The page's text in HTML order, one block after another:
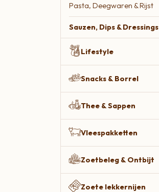
Pasta, Deegwaren & Rijst
Sauzen, Dips & Dressings
Lifestyle
Snacks & Borrel
Thee & Sappen
Vleespakketten
Zoetbeleg & Ontbijt
Zoete lekkernijen